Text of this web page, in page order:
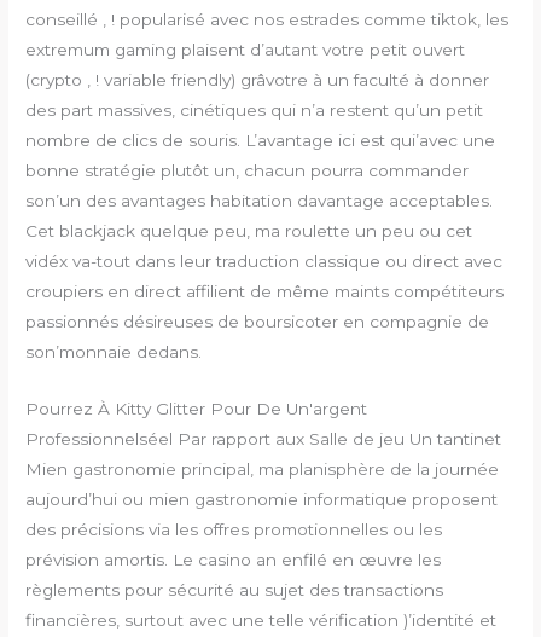
conseillé , ! popularisé avec nos estrades comme tiktok, les
extremum gaming plaisent d’autant votre petit ouvert
(crypto , ! variable friendly) grâvotre à un faculté à donner
des part massives, cinétiques qui n’a restent qu’un petit
nombre de clics de souris. L’avantage ici est qui’avec une
bonne stratégie plutôt un, chacun pourra commander
son’un des avantages habitation davantage acceptables.
Cet blackjack quelque peu, ma roulette un peu ou cet
vidéx va-tout dans leur traduction classique ou direct avec
croupiers en direct affilient de même maints compétiteurs
passionnés désireuses de boursicoter en compagnie de
son’monnaie dedans.
Pourrez À Kitty Glitter Pour De Un'argent
Professionnelséel Par rapport aux Salle de jeu Un tantinet
Mien gastronomie principal, ma planisphère de la journée
aujourd’hui ou mien gastronomie informatique proposent
des précisions via les offres promotionnelles ou les
prévision amortis. Le casino an enfilé en œuvre les
règlements pour sécurité au sujet des transactions
financières, surtout avec une telle vérification )’identité et